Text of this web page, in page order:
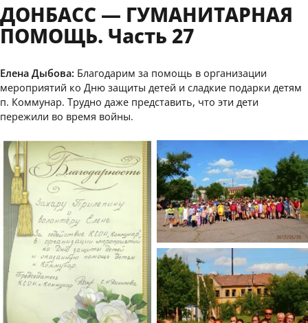
ДОНБАСС — ГУМАНИТАРНАЯ
ПОМОЩЬ. Часть 27
Елена Дыбова: Благодарим за помощь в организации
мероприятий ко Дню защиты детей и сладкие подарки детям
п. Коммунар. Трудно даже представить, что эти дети
пережили во время войны.